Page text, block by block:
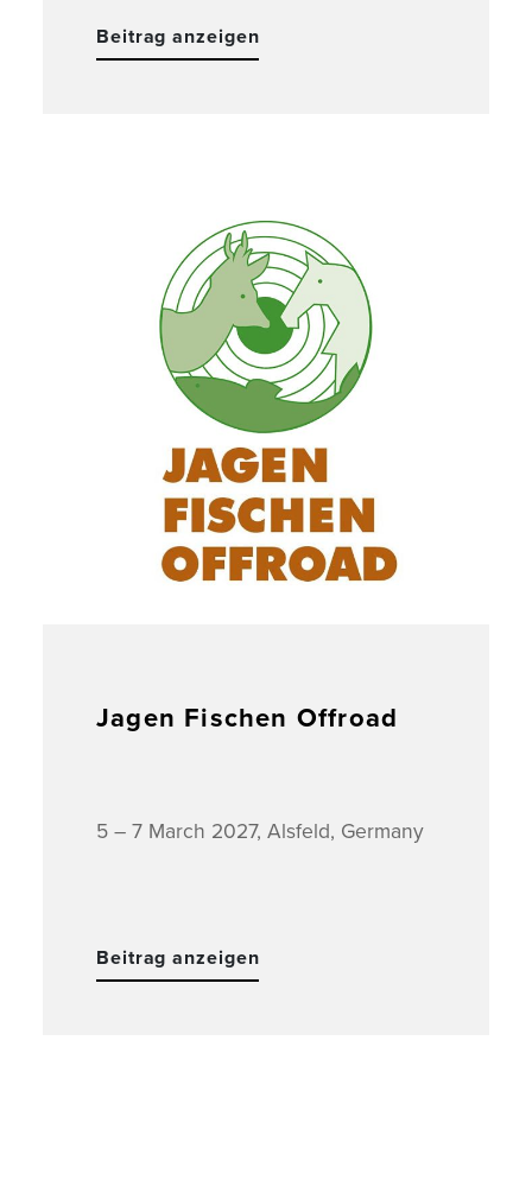
Beitrag anzeigen
Jagen Fischen Offroad
5 – 7 March 2027, Alsfeld, Germany
Beitrag anzeigen